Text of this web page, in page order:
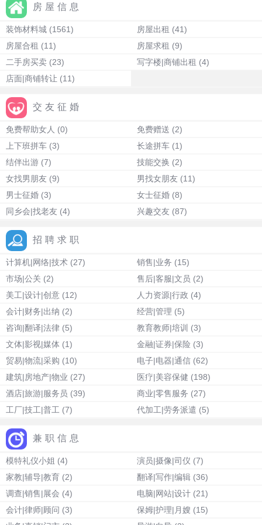
房屋信息
装饰材料城 (1561) 房屋出租 (41)
房屋合租 (11) 房屋求租 (9)
二手房买卖 (23) 写字楼|商铺出租 (4)
店面|商铺转让 (11)
交友征婚
免费帮助女人 (0) 免费赠送 (2)
上下班拼车 (3) 长途拼车 (1)
结伴出游 (7) 技能交换 (2)
女找男朋友 (9) 男找女朋友 (11)
男士征婚 (3) 女士征婚 (8)
同乡会|找老友 (4) 兴趣交友 (87)
招聘求职
计算机|网络|技术 (27) 销售|业务 (15)
市场|公关 (2) 售后|客服|文员 (2)
美工|设计|创意 (12) 人力资源|行政 (4)
会计|财务|出纳 (2) 经营|管理 (5)
咨询|翻译|法律 (5) 教育教师|培训 (3)
文体|影视|媒体 (1) 金融|证券|保险 (3)
贸易|物流|采购 (10) 电子|电器|通信 (62)
建筑|房地产|物业 (27) 医疗|美容保健 (198)
酒店|旅游|服务员 (39) 商业|零售服务 (27)
工厂|技工|普工 (7) 代加工|劳务派遣 (5)
兼职信息
模特礼仪小姐 (4) 演员|摄像|司仪 (7)
家教|辅导|教育 (2) 翻译|写作|编辑 (36)
调查|销售|展会 (4) 电脑|网站|设计 (21)
会计|律师|顾问 (3) 保姆|护理|月嫂 (15)